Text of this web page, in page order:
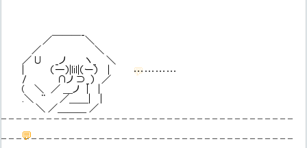
💬
💬
…………
／ ＼
／ ＼
／ U _ノ ヽ_ ＼
| （一）|lil|（ー） |
/ ∩ノ ⊃_） ／
( ＼ ／ ＿ノ | |
.＼ “ ／＿＿| |
＼ ／＿＿＿ ／
– – – – – – – – – – – – – – – – – – – – – – – – – – – – – – – – – – – – – – –
– – – – – – – – – – – – – – – – – – – – – – – – – – – – – – – – – – – – – – –